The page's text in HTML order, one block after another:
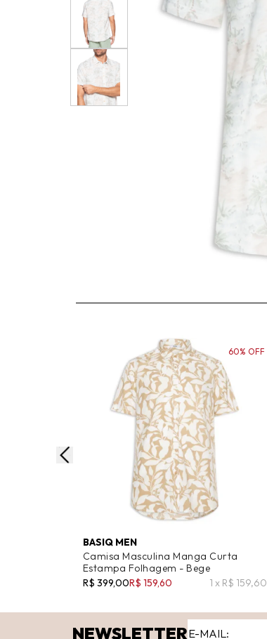
BASIQ MEN
Camisa Masculina Manga Curta
Estampa Folhagem - Bege
R$ 399,00R$ 159,60 1 x R$ 159,60
60% OFF
NEWSLETTER